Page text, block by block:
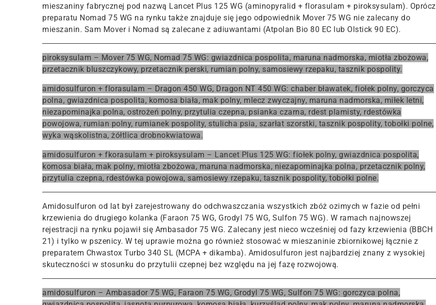
mieszaniny fabrycznej pod nazwą Lancet Plus 125 WG (aminopyralid + florasulam + piroksysulam). Oprócz
preparatu Nomad 75 WG na rynku także znajduje się jego odpowiednik Mover 75 WG nie zalecany do
mieszanin. Sam Mover i Nomad są zalecane z adiuwantami (Atpolan Bio 80 EC lub Olstick 90 EC).
piroksysulam – Mover 75 WG, Nomad 75 WG: gwiazdnica pospolita, maruna nadmorska, miotła zbożowa,
przetacznik bluszczykowy, przetacznik perski, rumian polny, samosiewy rzepaku, tasznik pospolity.
amidosulfuron + florasulam – Dragon 450 WG, Dragon NT 450 WG: chaber bławatek, fiołek polny, gorczyca
polna, gwiazdnica pospolita, komosa biała, mak polny, mlecz zwyczajny, maruna nadmorska, miłek letni,
niezapominajka polna, ostrożeń polny, przytulia czepna, psianka czarna, rdest plamisty, rdestówka
powojowa, rumian polny, rumianek pospolity, stulicha psia, szarłat szorstki, tasznik pospolity, tobołki polne,
wyka wąskolistna, żółtlica drobnokwiatowa.
amidosulfuron + fkorasulam + piroksysulam – Lancet Plus 125 WG: fiołek polny, gwiazdnica pospolita,
komosa biała, mak polny, miotła zbożowa, maruna nadmorska, niezapominajka polna, przetacznik polny,
przytulia czepna, rdestówka powojowa, samosiewy rzepaku, tasznik pospolity, tobołki polne.
Amidosulfuron od lat był zarejestrowany do odchwaszczania wszystkich zbóż ozimych w fazie od pełni
krzewienia do drugiego kolanka (Faraon 75 WG, Grodyl 75 WG, Sulfon 75 WG). W ramach najnowszej
rejestracji na rynku pojawił się Ambasador 75 WG. Zalecany jest nieco wcześniej od fazy krzewienia (BBCH
21) i tylko w pszenicy. W tej uprawie można go również stosować w mieszaninie zbiornikowej łącznie z
preparatem Chwastox Turbo 340 SL (MCPA + dikamba). Amidosulfuron jest najbardziej znany z wysokiej
skuteczności w stosunku do przytulii czepnej bez względu na jej fazę rozwojową.
amidosulfuron – Ambasador 75 WG, Faraon 75 WG, Grodyl 75 WG, Sulfon 75 WG: gorczyca polna,